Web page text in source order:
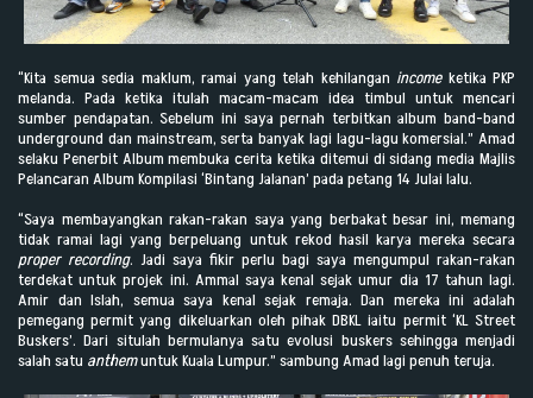
“Kita semua sedia maklum, ramai yang telah kehilangan incomeketika PKP
melanda. Pada ketika itulah macam-macam idea timbul untuk mencari
sumber pendapatan. Sebelum ini saya pernah terbitkan album band-band
underground dan mainstream, serta banyak lagi lagu-lagu komersial.” Amad
selaku Penerbit Album membuka cerita ketika ditemui di sidang media Majlis
Pelancaran Album Kompilasi ‘Bintang Jalanan’ pada petang 14 Julai lalu.
“Saya membayangkan rakan-rakan saya yang berbakat besar ini, memang
tidak ramai lagi yang berpeluang untuk rekod hasil karya mereka secara
proper recording. Jadi saya fikir perlu bagi saya mengumpul rakan-rakan
terdekat untuk projek ini. Ammal saya kenal sejak umur dia 17 tahun lagi.
Amir dan Islah, semua saya kenal sejak remaja. Dan mereka ini adalah
pemegang permit yang dikeluarkan oleh pihak DBKL iaitu permit ‘KL Street
Buskers’. Dari situlah bermulanya satu evolusi buskers sehingga menjadi
salah satu anthemuntuk Kuala Lumpur.” sambung Amad lagi penuh teruja.